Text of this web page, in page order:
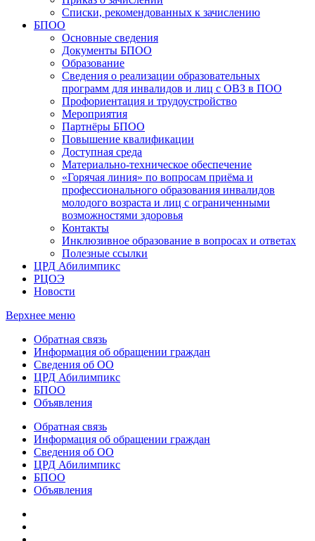
Списки, рекомендованных к зачислению
БПОО
Основные сведения
Документы БПОО
Образование
Сведения о реализации образовательных
программ для инвалидов и лиц с ОВЗ в ПОО
Профориентация и трудоустройство
Мероприятия
Партнёры БПОО
Повышение квалификации
Доступная среда
Материально-техническое обеспечение
«Горячая линия» по вопросам приёма и
профессионального образования инвалидов
молодого возраста и лиц с ограниченными
возможностями здоровья
Контакты
Инклюзивное образование в вопросах и ответах
Полезные ссылки
ЦРД Абилимпикс
РЦОЭ
Новости
Верхнее меню
Обратная связь
Информация об обращении граждан
Сведения об ОО
ЦРД Абилимпикс
БПОО
Объявления
Обратная связь
Информация об обращении граждан
Сведения об ОО
ЦРД Абилимпикс
БПОО
Объявления